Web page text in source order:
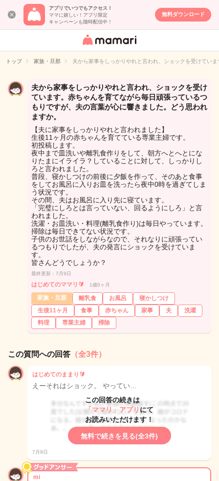
アプリでいつでもアクセス！
ママに嬉しい！アプリ限定
キャンペーンも随時配信中！
無料ダウンロード
女性専用匿名QA
イト
トップ 家族・旦那 夫から家事をしっかりやれと言われ、ショックを受けてい
夫から家事をしっかりやれと言われ、ショックを受け
ています。赤ちゃんを育てながら毎日頑張っているつ
もりですが、夫の言葉が心に響きました。どう思われ
ますか。
【夫に家事をしっかりやれと言われました】
生後11ヶ月の赤ちゃんを育てている専業主婦です。
初投稿します。
夜中まで皿洗いや離乳食作りをして、朝方へとへとにな
りたまにイライラ？していることに対して、しっかりし
ろと言われました。
普段、寝かしつけの前後に夕飯を作って、そのあと食事
をしてお風呂に入りお皿を洗ったら夜中0時を過ぎてしま
う状況です。
その間、夫はお風呂に入り先に寝ています。
「完璧にしろとは言っていない、回るようにしろ」と言
われました。
洗濯・お皿洗い・料理(離乳食作り)は毎日やっています。
掃除は毎日できてない状況です。
子供のお世話をしながらなので、それなりに頑張ってい
るつもりでしたが、夫の発言にショックを受けていま
す。
皆さんどうでしょうか？
最終更新：7月9日
はじめてのママリ🔰 1歳0ヶ月
家族・旦那 離乳食 お風呂
寝かしつけ
生後11ヶ月
食事 赤ちゃん 家事 夫
洗濯
料理
専業主婦 掃除
この質問への回答 （全3件）
はじめてのままり🔰
えーそれはショック。 やってい…
この回答の続きは
「ママリ」アプリ にて
お読みいただけます！
無料で続きを見る(全3件)
7月9日
mi